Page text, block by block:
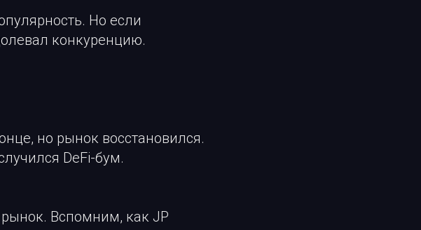
Но если
конкуренцию.
но рынок восстановился.
DeFi-бум.
рынок. Вспомним, как JP